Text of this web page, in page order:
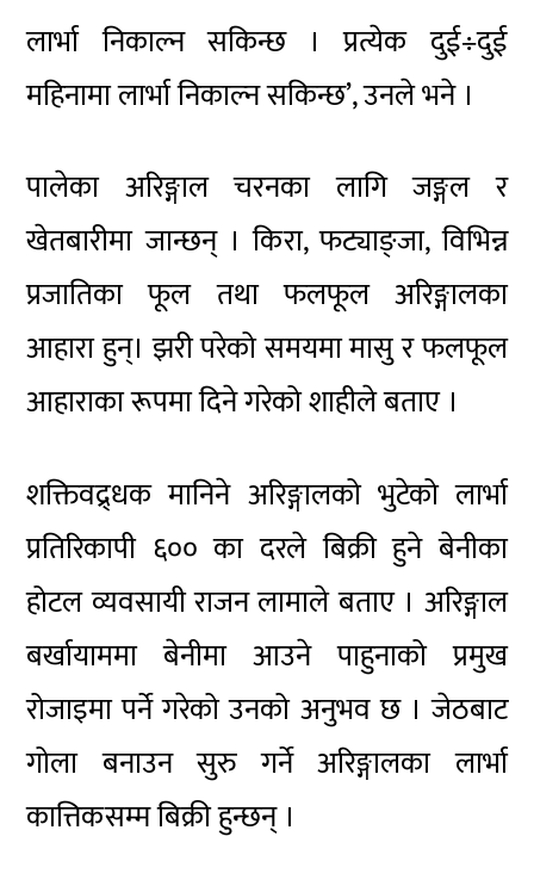
लार्भा निकाल्न सकिन्छ । प्रत्येक दुई÷दुई
महिनामा लार्भा निकाल्न सकिन्छ’, उनले भने ।
पालेका अरिङ्गाल चरनका लागि जङ्गल र
खेतबारीमा जान्छन् । किरा, फट्याङ्जा, विभिन्न
प्रजातिका फूल तथा फलफूल अरिङ्गालका
आहारा हुन्। झरी परेको समयमा मासु र फलफूल
आहाराका रूपमा दिने गरेको शाहीले बताए ।
शक्तिवद्र्धक मानिने अरिङ्गालको भुटेको लार्भा
प्रतिरिकापी ६०० का दरले बिक्री हुने बेनीका
होटल व्यवसायी राजन लामाले बताए । अरिङ्गाल
बर्खायाममा बेनीमा आउने पाहुनाको प्रमुख
रोजाइमा पर्ने गरेको उनको अनुभव छ । जेठबाट
गोला बनाउन सुरु गर्ने अरिङ्गालका लार्भा
कात्तिकसम्म बिक्री हुन्छन् ।